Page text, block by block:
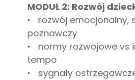
MODUŁ 2: Rozwój
• rozwój emocjonalny,
poznawczy
• normy rozwojowe vs
tempo
• sygnały